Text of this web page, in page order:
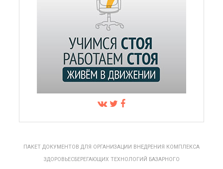
ПАКЕТ ДОКУМЕНТОВ ДЛЯ ОРГАНИЗАЦИИ ВНЕДРЕНИЯ КОМПЛЕКСА
ЗДОРОВЬЕСБЕРЕГАЮЩИХ ТЕХНОЛОГИЙ БАЗАРНОГО